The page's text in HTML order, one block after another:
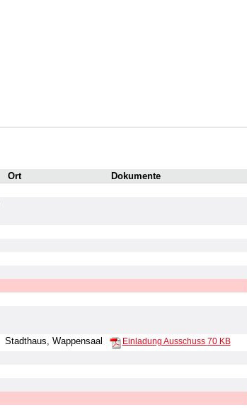
Ort
Dokumente
Stadthaus, Wappensaal Einladung Ausschuss 70 KB